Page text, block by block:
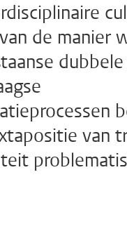
de manier
van